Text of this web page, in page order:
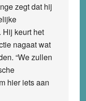
zegt dat hij
Hij keurt het
nagaat wat
“We zullen
hier iets aan